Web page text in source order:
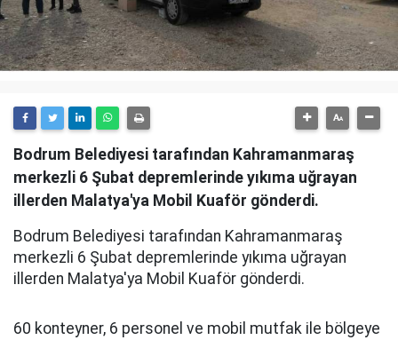
Bodrum Belediyesi tarafından Kahramanmaraş
merkezli 6 Şubat depremlerinde yıkıma uğrayan
illerden Malatya'ya Mobil Kuaför gönderdi.
Bodrum Belediyesi tarafından Kahramanmaraş
merkezli 6 Şubat depremlerinde yıkıma uğrayan
illerden Malatya'ya Mobil Kuaför gönderdi.
60 konteyner, 6 personel ve mobil mutfak ile bölgeye